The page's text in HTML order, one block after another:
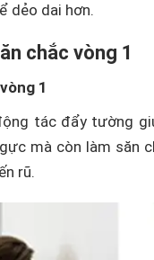
dẻo dai hơn.
chắc vòng 1
1
tác đẩy tường
mà còn làm săn
rũ.